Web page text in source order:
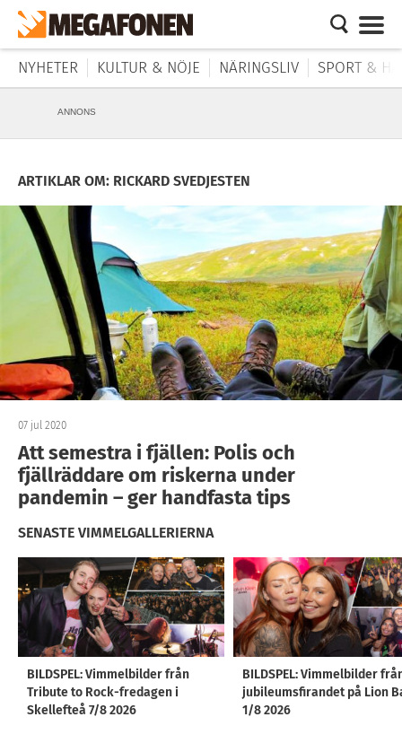
NYHETER KULTUR & NÖJE NÄRINGSLIV SPORT &
ANNONS
ARTIKLAR OM: RICKARD SVEDJESTEN
07 jul 2020
Att semestra i fjällen: Polis och
fjällräddare om riskerna under
pandemin – ger handfasta tips
SENASTE VIMMELGALLERIERNA
BILDSPEL: Vimmelbilder från
Tribute to Rock-fredagen i
Skellefteå 7/8 2026
BILDSPEL: Vimmelbilder
jubileumsfirandet på Lion
1/8 2026